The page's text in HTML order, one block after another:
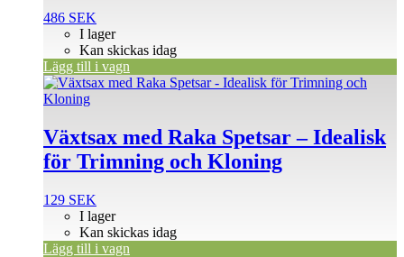
486 SEK
I lager
Kan skickas idag
Lägg till i vagn
Växtsax med Raka Spetsar – Idealisk
för Trimning och Kloning
129 SEK
I lager
Kan skickas idag
Lägg till i vagn